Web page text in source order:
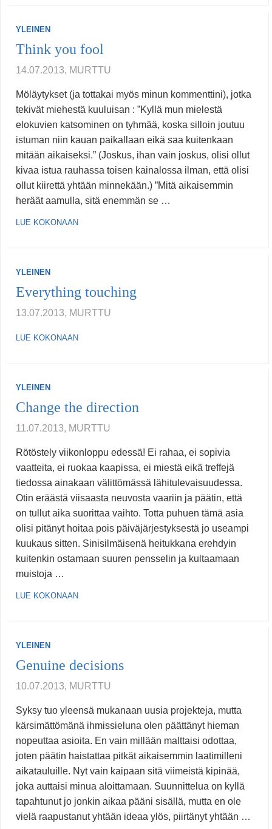
YLEINEN
Think you fool
14.07.2013, MURTTU
Möläytykset (ja tottakai myös minun kommenttini), jotka
tekivät miehestä kuuluisan : ”Kyllä mun mielestä
elokuvien katsominen on tyhmää, koska silloin joutuu
istuman niin kauan paikallaan eikä saa kuitenkaan
mitään aikaiseksi.” (Joskus, ihan vain joskus, olisi ollut
kivaa istua rauhassa toisen kainalossa ilman, että olisi
ollut kiirettä yhtään minnekään.) ”Mitä aikaisemmin
heräät aamulla, sitä enemmän se …
LUE KOKONAAN
YLEINEN
Everything touching
13.07.2013, MURTTU
LUE KOKONAAN
YLEINEN
Change the direction
11.07.2013, MURTTU
Rötöstely viikonloppu edessä! Ei rahaa, ei sopivia
vaatteita, ei ruokaa kaapissa, ei miestä eikä treffejä
tiedossa ainakaan välittömässä lähitulevaisuudessa.
Otin eräästä viisaasta neuvosta vaariin ja päätin, että
on tullut aika suorittaa vaihto. Totta puhuen tämä asia
olisi pitänyt hoitaa pois päiväjärjestyksestä jo useampi
kuukaus sitten. Sinisilmäisenä heitukkana erehdyin
kuitenkin ostamaan suuren pensselin ja kultaamaan
muistoja …
LUE KOKONAAN
YLEINEN
Genuine decisions
10.07.2013, MURTTU
Syksy tuo yleensä mukanaan uusia projekteja, mutta
kärsimättömänä ihmissieluna olen päättänyt hieman
nopeuttaa asioita. En vain millään malttaisi odottaa,
joten päätin haistattaa pitkät aikaisemmin laatimilleni
aikatauluille. Nyt vain kaipaan sitä viimeistä kipinää,
joka auttaisi minua aloittamaan. Suunnittelua on kyllä
tapahtunut jo jonkin aikaa pääni sisällä, mutta en ole
vielä raapustanut yhtään ideaa ylös, piirtänyt yhtään …